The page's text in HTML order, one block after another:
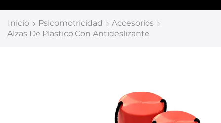
Inicio Psicomotricidad
Accesorios
Alzas De Plástico Con Antideslizante